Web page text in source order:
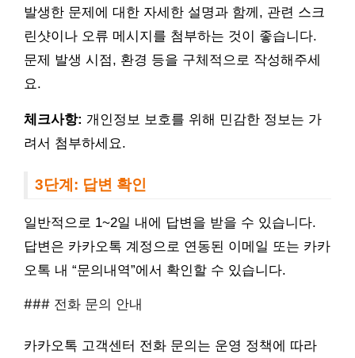
발생한 문제에 대한 자세한 설명과 함께, 관련 스크
린샷이나 오류 메시지를 첨부하는 것이 좋습니다.
문제 발생 시점, 환경 등을 구체적으로 작성해주세
요.
체크사항: 개인정보 보호를 위해 민감한 정보는 가
려서 첨부하세요.
3단계: 답변 확인
일반적으로 1~2일 내에 답변을 받을 수 있습니다.
답변은 카카오톡 계정으로 연동된 이메일 또는 카카
오톡 내 “문의내역”에서 확인할 수 있습니다.
### 전화 문의 안내
카카오톡 고객센터 전화 문의는 운영 정책에 따라